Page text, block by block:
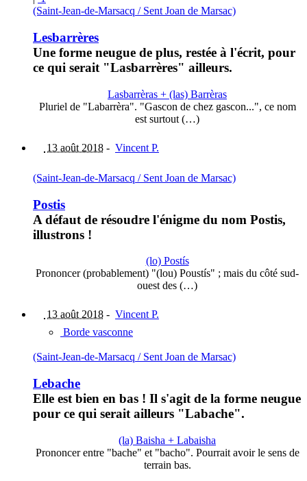
(Saint-Jean-de-Marsacq / Sent Joan de Marsac)
Lesbarrères
Une forme neugue de plus, restée à l'écrit, pour
ce qui serait "Lasbarrères" ailleurs.
Lasbarrèras + (las) Barrèras
Pluriel de "Labarrèra". "Gascon de chez gascon...", ce nom
est surtout (…)
13 août 2018 - Vincent P.
(Saint-Jean-de-Marsacq / Sent Joan de Marsac)
Postis
A défaut de résoudre l'énigme du nom Postis,
illustrons !
(lo) Postís
Prononcer (probablement) "(lou) Poustís" ; mais du côté sud-
ouest des (…)
13 août 2018 - Vincent P.
Borde vasconne
(Saint-Jean-de-Marsacq / Sent Joan de Marsac)
Lebache
Elle est bien en bas ! Il s'agit de la forme neugue
pour ce qui serait ailleurs "Labache".
(la) Baisha + Labaisha
Prononcer entre "bache" et "bacho". Pourrait avoir le sens de
terrain bas.